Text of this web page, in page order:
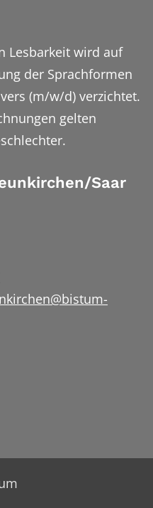
Lesbarkeit wird auf
der Sprachformen
(m/w/d) verzichtet.
gelten
Saar
Facebook
auf YouTube